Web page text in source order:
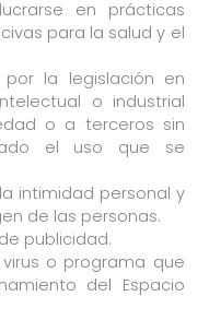
en prácticas
para la salud y el
la legislación en
o industrial
o a terceros sin
el uso que se
intimidad personal y
de las personas.
publicidad.
o programa que
del Espacio
términos y
de
nuestra